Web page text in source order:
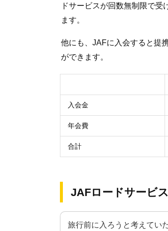
ドサービスが回数無制限で
ます。
他にも、JAFに入会すると提
ができます。
入会金
年会費
合計
JAFロードサービ
旅行前に入ろうと考えてい